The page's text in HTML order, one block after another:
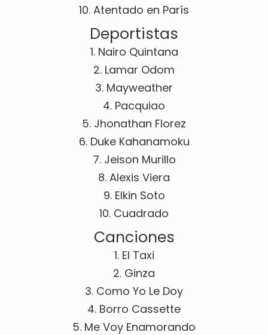
10. Atentado en París
Deportistas
1. Nairo Quintana
2. Lamar Odom
3. Mayweather
4. Pacquiao
5. Jhonathan Florez
6. Duke Kahanamoku
7. Jeison Murillo
8. Alexis Viera
9. Elkin Soto
10. Cuadrado
Canciones
1. El Taxi
2. Ginza
3. Como Yo Le Doy
4. Borro Cassette
5. Me Voy Enamorando